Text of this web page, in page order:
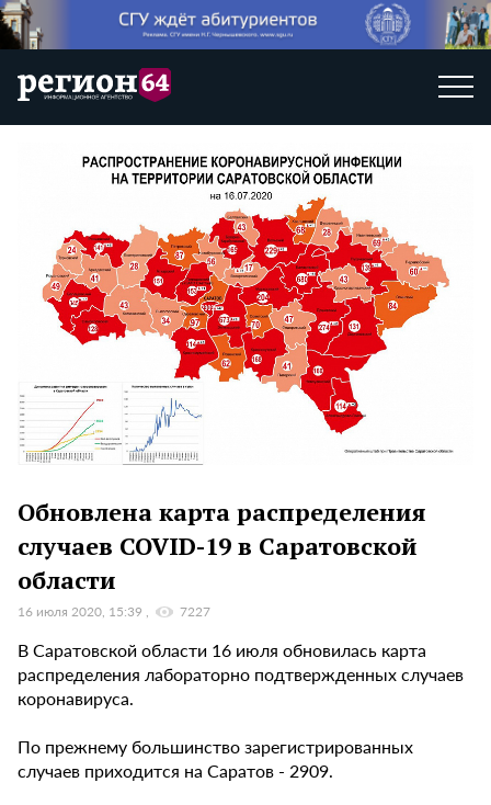
Обновлена карта распределения
случаев COVID-19 в Саратовской
области
16 июля 2020, 15:39 7227
В Саратовской области 16 июля обновилась карта
распределения лабораторно подтвержденных случаев
коронавируса.
По прежнему большинство зарегистрированных
случаев приходится на Саратов - 2909.